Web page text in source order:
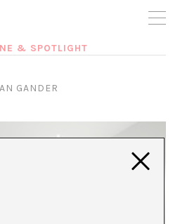
poder seguir endavant. Ara pots
lo.
& SPOTLIGHT
GANDER